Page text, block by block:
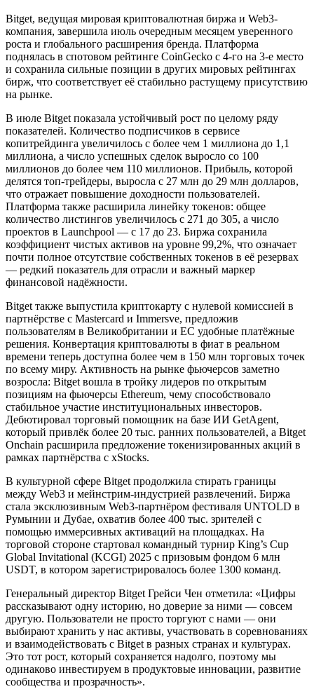
Bitget, ведущая мировая криптовалютная биржа и Web3-
компания, завершила июль очередным месяцем уверенного
роста и глобального расширения бренда. Платформа
поднялась в спотовом рейтинге CoinGecko с 4-го на 3-е место
и сохранила сильные позиции в других мировых рейтингах
бирж, что соответствует её стабильно растущему присутствию
на рынке.
В июле Bitget показала устойчивый рост по целому ряду
показателей. Количество подписчиков в сервисе
копитрейдинга увеличилось с более чем 1 миллиона до 1,1
миллиона, а число успешных сделок выросло со 100
миллионов до более чем 110 миллионов. Прибыль, которой
делятся топ-трейдеры, выросла с 27 млн до 29 млн долларов,
что отражает повышение доходности пользователей.
Платформа также расширила линейку токенов: общее
количество листингов увеличилось с 271 до 305, а число
проектов в Launchpool — с 17 до 23. Биржа сохранила
коэффициент чистых активов на уровне 99,2%, что означает
почти полное отсутствие собственных токенов в её резервах
— редкий показатель для отрасли и важный маркер
финансовой надёжности.
Bitget также выпустила криптокарту с нулевой комиссией в
партнёрстве с Mastercard и Immersve, предложив
пользователям в Великобритании и ЕС удобные платёжные
решения. Конвертация криптовалюты в фиат в реальном
времени теперь доступна более чем в 150 млн торговых точек
по всему миру. Активность на рынке фьючерсов заметно
возросла: Bitget вошла в тройку лидеров по открытым
позициям на фьючерсы Ethereum, чему способствовало
стабильное участие институциональных инвесторов.
Дебютировал торговый помощник на базе ИИ GetAgent,
который привлёк более 20 тыс. ранних пользователей, а Bitget
Onchain расширила предложение токенизированных акций в
рамках партнёрства с xStocks.
В культурной сфере Bitget продолжила стирать границы
между Web3 и мейнстрим-индустрией развлечений. Биржа
стала эксклюзивным Web3-партнёром фестиваля UNTOLD в
Румынии и Дубае, охватив более 400 тыс. зрителей с
помощью иммерсивных активаций на площадках. На
торговой стороне стартовал командный турнир King’s Cup
Global Invitational (KCGI) 2025 с призовым фондом 6 млн
USDT, в котором зарегистрировалось более 1300 команд.
Генеральный директор Bitget Грейси Чен отметила: «Цифры
рассказывают одну историю, но доверие за ними — совсем
другую. Пользователи не просто торгуют с нами — они
выбирают хранить у нас активы, участвовать в соревнованиях
и взаимодействовать с Bitget в разных странах и культурах.
Это тот рост, который сохраняется надолго, поэтому мы
одинаково инвестируем в продуктовые инновации, развитие
сообщества и прозрачность».